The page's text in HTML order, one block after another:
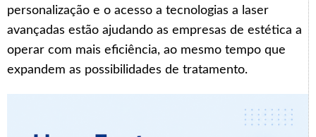
personalização e o acesso a tecnologias a laser
avançadas estão ajudando as empresas de estética a
operar com mais eficiência, ao mesmo tempo que
expandem as possibilidades de tratamento.